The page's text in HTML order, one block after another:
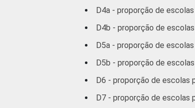
Base: 714 escolas que
7 Base: 711 escolas que
Base: 616 escolas que
10 Base: 589 escolas que
Base: 365 escolas que
13 Base: 359 escolas que
D4a - proporção de
D4b - proporção de
D5a - proporção de
D5b - proporção de
D6 - proporção de
D7 - proporção de escolas